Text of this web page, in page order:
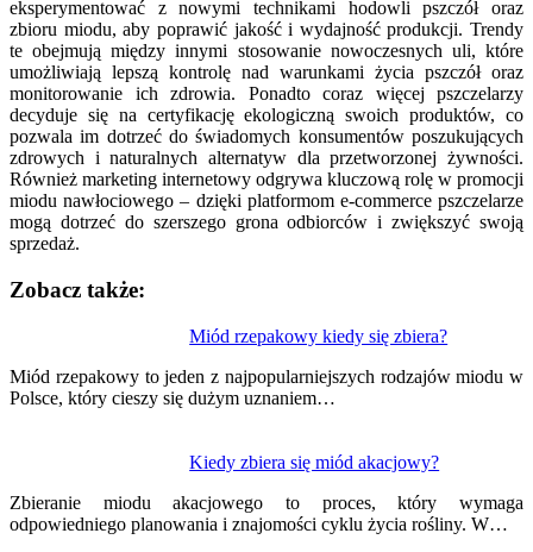
eksperymentować z nowymi technikami hodowli pszczół oraz
zbioru miodu, aby poprawić jakość i wydajność produkcji. Trendy
te obejmują między innymi stosowanie nowoczesnych uli, które
umożliwiają lepszą kontrolę nad warunkami życia pszczół oraz
monitorowanie ich zdrowia. Ponadto coraz więcej pszczelarzy
decyduje się na certyfikację ekologiczną swoich produktów, co
pozwala im dotrzeć do świadomych konsumentów poszukujących
zdrowych i naturalnych alternatyw dla przetworzonej żywności.
Również marketing internetowy odgrywa kluczową rolę w promocji
miodu nawłociowego – dzięki platformom e-commerce pszczelarze
mogą dotrzeć do szerszego grona odbiorców i zwiększyć swoją
sprzedaż.
Zobacz także:
Miód rzepakowy kiedy się zbiera?
Miód rzepakowy to jeden z najpopularniejszych rodzajów miodu w
Polsce, który cieszy się dużym uznaniem…
Kiedy zbiera się miód akacjowy?
Zbieranie miodu akacjowego to proces, który wymaga
odpowiedniego planowania i znajomości cyklu życia rośliny. W…
wpisu